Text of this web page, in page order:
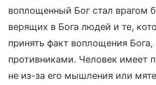
воплощенный Бог стал врагом
верящих в Бога людей и те,
принять факт воплощения Бога,
противниками. Человек имеет
не из-за его мышления или